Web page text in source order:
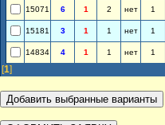
15071
6 1 2 нет 1
15181
3 1 1 нет 1
14834 4 1 1 нет 1
[1]